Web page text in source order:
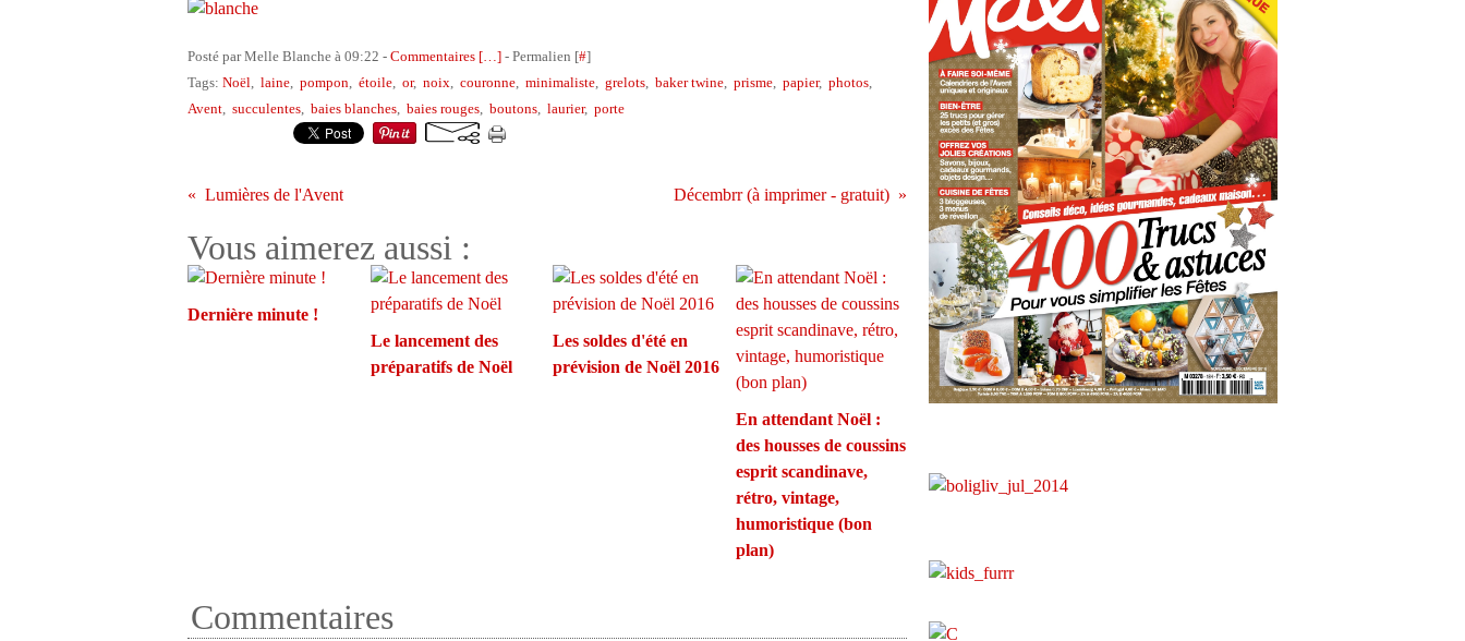
Posté par Melle Blanche à 09:22 - Commentaires […] - Permalien [#]
Tags: Noël, laine, pompon, étoile, or, noix, couronne, minimaliste, grelots, baker twine, prisme, papier, photos,
Avent, succulentes, baies blanches, baies rouges, boutons, laurier, porte
Lumières de l'Avent Décembrr (à imprimer - gratuit)
Vous aimerez aussi :
Dernière minute !
Le lancement des
préparatifs de Noël
Les soldes d'été en
prévision de Noël 2016
En attendant Noël :
des housses de coussins
esprit scandinave,
rétro, vintage,
humoristique (bon
plan)
Commentaires